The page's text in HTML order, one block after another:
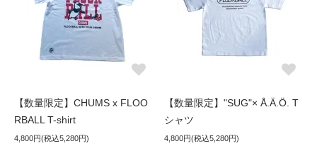
【数量限定】CHUMS x FLOO
RBALL T-shirt
4,800円(税込5,280円)
【数量限定】"SUG"× Å.Ä.Ö. T
シャツ
4,800円(税込5,280円)